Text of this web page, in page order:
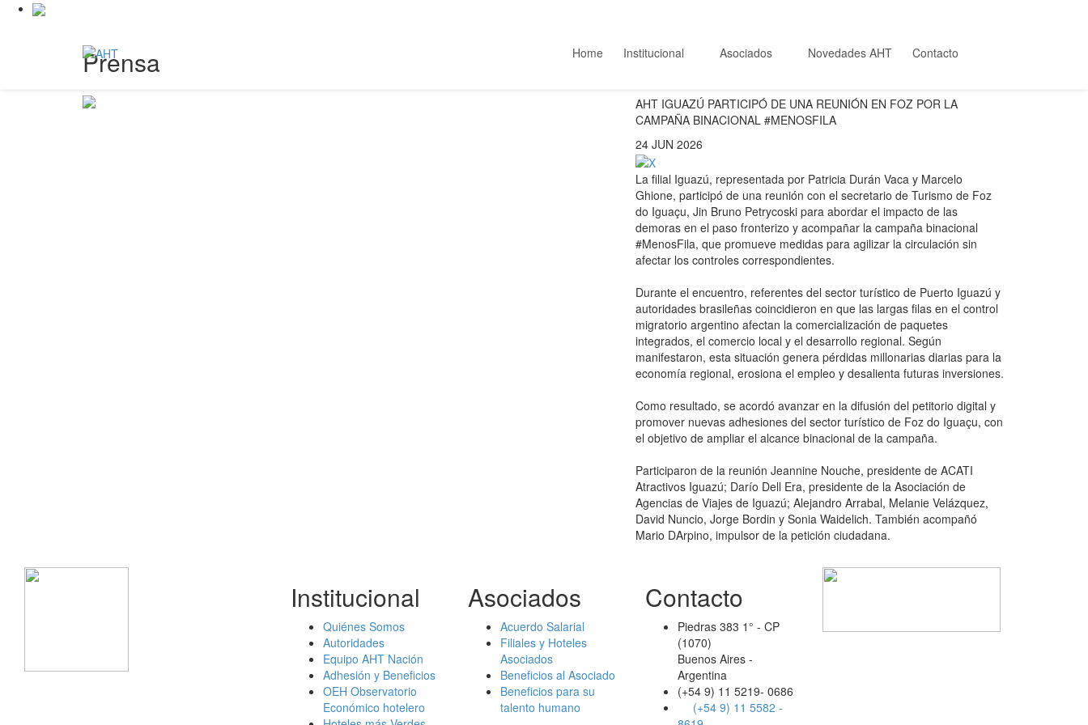
Home Institucional Asociados Novedades AHT Contacto
Prensa
AHT IGUAZÚ PARTICIPÓ DE UNA REUNIÓN EN FOZ POR LA
CAMPAÑA BINACIONAL #MENOSFILA
24 JUN 2026
La filial Iguazú, representada por Patricia Durán Vaca y Marcelo
Ghione, participó de una reunión con el secretario de Turismo de Foz
do Iguaçu, Jin Bruno Petrycoski para abordar el impacto de las
demoras en el paso fronterizo y acompañar la campaña binacional
#MenosFila, que promueve medidas para agilizar la circulación sin
afectar los controles correspondientes.
Durante el encuentro, referentes del sector turístico de Puerto Iguazú y
autoridades brasileñas coincidieron en que las largas filas en el control
migratorio argentino afectan la comercialización de paquetes
integrados, el comercio local y el desarrollo regional. Según
manifestaron, esta situación genera pérdidas millonarias diarias para la
economía regional, erosiona el empleo y desalienta futuras inversiones.
Como resultado, se acordó avanzar en la difusión del petitorio digital y
promover nuevas adhesiones del sector turístico de Foz do Iguaçu, con
el objetivo de ampliar el alcance binacional de la campaña.
Participaron de la reunión Jeannine Nouche, presidente de ACATI
Atractivos Iguazú; Darío Dell Era, presidente de la Asociación de
Agencias de Viajes de Iguazú; Alejandro Arrabal, Melanie Velázquez,
David Nuncio, Jorge Bordin y Sonia Waidelich. También acompañó
Mario DArpino, impulsor de la petición ciudadana.
Institucional
Quiénes Somos
Autoridades
Equipo AHT Nación
Adhesión y Beneficios
OEH Observatorio
Económico hotelero
Asociados
Acuerdo Salarial
Filiales y Hoteles
Asociados
Beneficios al Asociado
Beneficios para su
talento humano
Contacto
Piedras 383 1° - CP
(1070)
Buenos Aires -
Argentina
(+54 9) 11 5219- 0686
(+54 9) 11 5582 -